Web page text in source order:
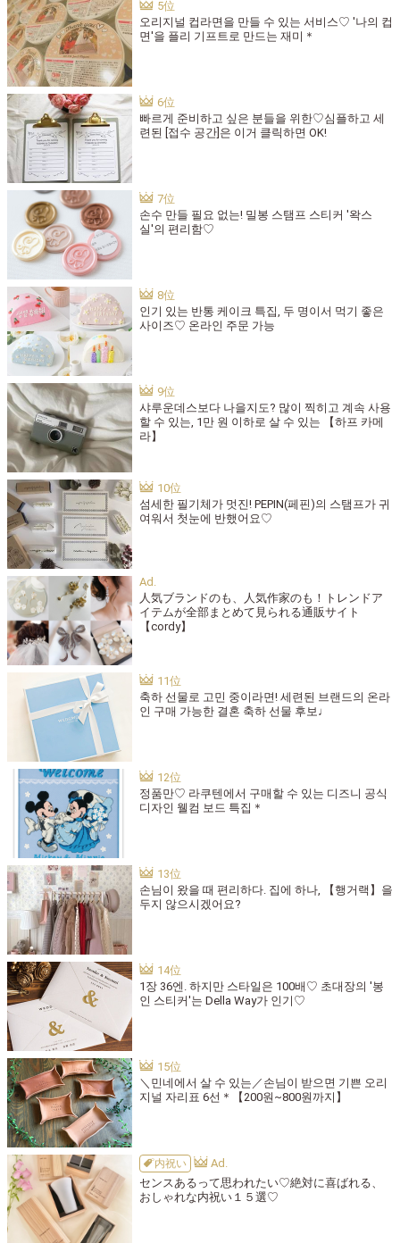
오리지널 컵라면을 만들 수 있는 서비스♡ '나의 컵
면'을 플리 기프트로 만드는 재미＊
빠르게 준비하고 싶은 분들을 위한♡심플하고 세
련된 [접수 공간]은 이거 클릭하면 OK!
손수 만들 필요 없는! 밀봉 스탬프 스티커 '왁스
실'의 편리함♡
인기 있는 반통 케이크 특집, 두 명이서 먹기 좋은
사이즈♡ 온라인 주문 가능
샤루운데스보다 나을지도? 많이 찍히고 계속 사용
할 수 있는, 1만 원 이하로 살 수 있는 【하프 카메
라】
섬세한 필기체가 멋진! PEPIN(페핀)의 스탬프가 귀
여워서 첫눈에 반했어요♡
人気ブランドのも、人気作家のも！トレンドア
イテムが全部まとめて見られる通販サイト
【cordy】
축하 선물로 고민 중이라면! 세련된 브랜드의 온라
인 구매 가능한 결혼 축하 선물 후보♩
정품만♡ 라쿠텐에서 구매할 수 있는 디즈니 공식
디자인 웰컴 보드 특집＊
손님이 왔을 때 편리하다. 집에 하나, 【행거랙】을
두지 않으시겠어요?
1장 36엔. 하지만 스타일은 100배♡ 초대장의 '봉
인 스티커'는 Della Way가 인기♡
＼민네에서 살 수 있는／손님이 받으면 기쁜 오리
지널 자리표 6선＊【200원~800원까지】
内祝い
センスあるって思われたい♡絶対に喜ばれる、
おしゃれな内祝い１５選♡